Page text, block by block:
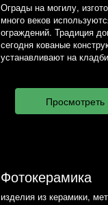
Ограды на могилу,
много веков
ограждений. Традиция
сегодня кованые
устанавливают на
Фотокерамика
изделия из керамики,